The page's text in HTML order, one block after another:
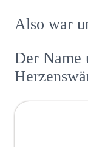
Also war
Der Name